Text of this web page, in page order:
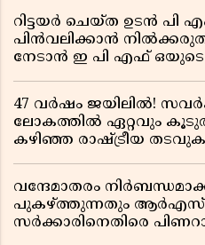
റിട്ടയർ ചെയ്ത ഉടൻ
പിൻവലിക്കാൻ
നേടാൻ ഇ പി എഫ് ഒയുടെ
47 വർഷം ജയിലിൽ!
ലോകത്തിൽ ഏറ്റവും
കഴിഞ്ഞ രാഷ്ട്രീയ
വന്ദേമാതരം
പുകഴ്ത്തുന്നതും
സർക്കാരിനെതിരെ